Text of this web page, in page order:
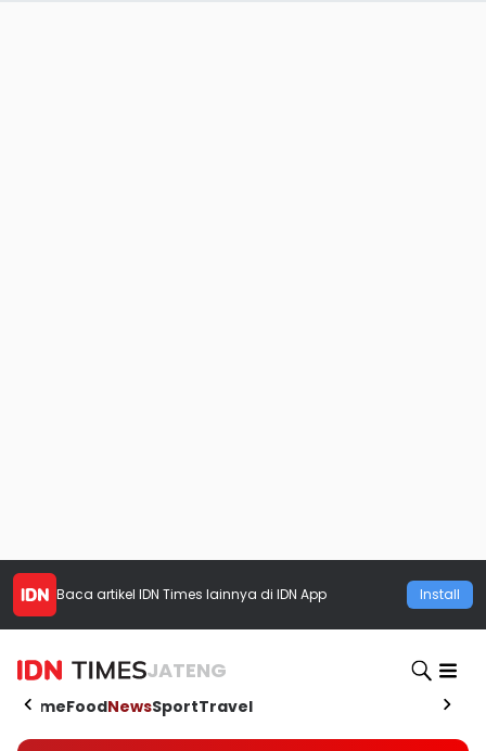
Baca artikel IDN Times lainnya di IDN App Install
JATENG
HomeFoodNewsSportTravel